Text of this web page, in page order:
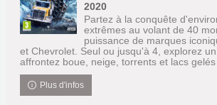
2020
Partez à la conquête
extrêmes au volant de 40
puissance de marques
et Chevrolet. Seul ou jusqu'à 4, explorez
affrontez boue, neige, torrents et lacs gelés
Plus d'infos